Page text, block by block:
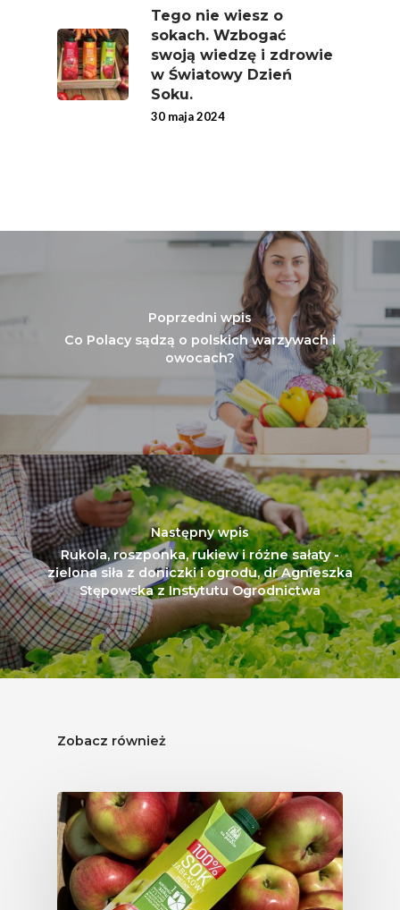
Tego nie wiesz o
sokach. Wzbogać
swoją wiedzę i zdrowie
w Światowy Dzień
Soku.
30 maja 2024
Poprzedni wpis
Co Polacy sądzą o polskich warzywach i
owocach?
Następny wpis
Rukola, roszponka, rukiew i różne sałaty -
zielona siła z doniczki i ogrodu, dr Agnieszka
Stępowska z Instytutu Ogrodnictwa
Zobacz również
Super Moce
Good Move